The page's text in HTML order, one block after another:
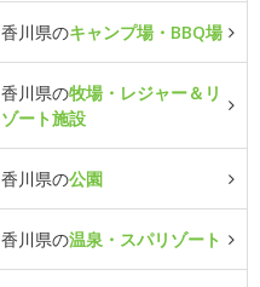
香川県のキャンプ場・BBQ場
香川県の牧場・レジャー＆リ
ゾート施設
香川県の公園
香川県の温泉・スパリゾート